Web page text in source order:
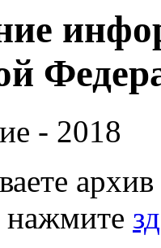
- 2018
нажмите